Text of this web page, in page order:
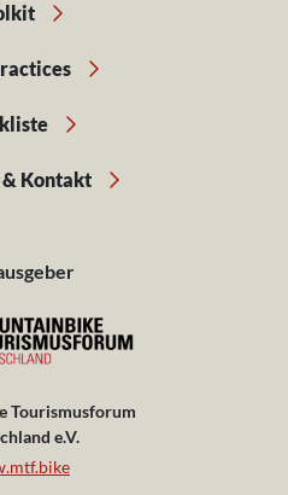
Kontakt
Tourismusforum
e.V.